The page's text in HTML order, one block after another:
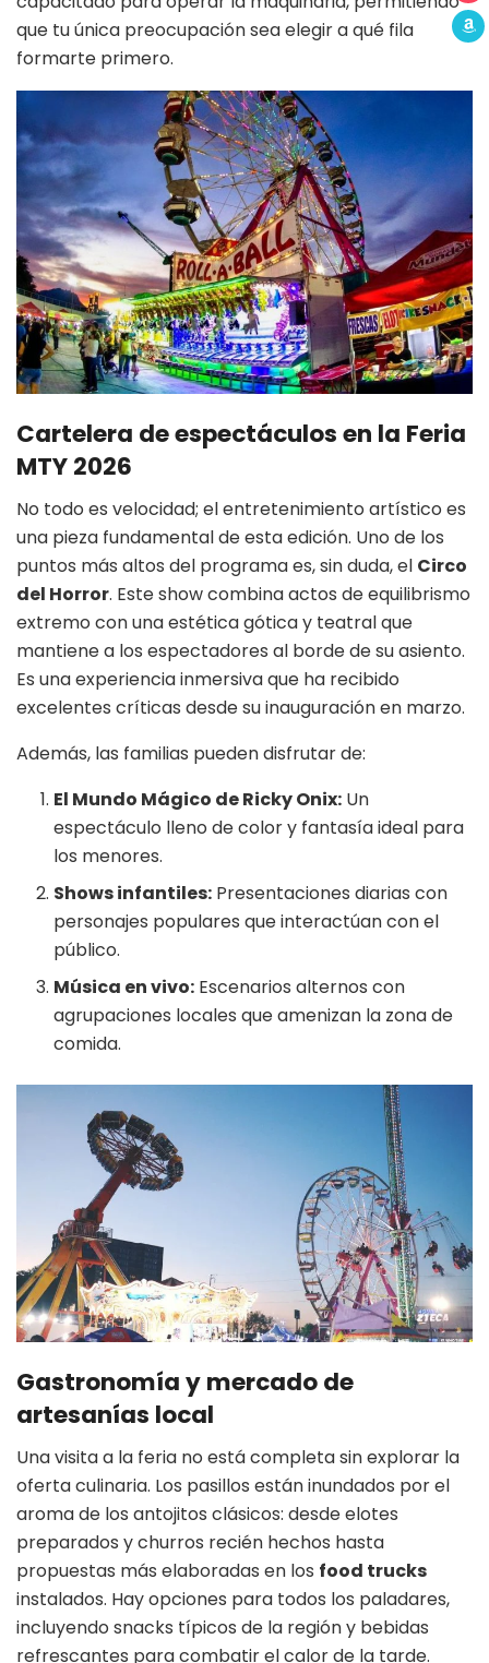
que tu única preocupación sea elegir a qué fila
formarte primero.
Cartelera de espectáculos en la Feria
MTY 2026
No todo es velocidad; el entretenimiento artístico es
una pieza fundamental de esta edición. Uno de los
puntos más altos del programa es, sin duda, el Circo
del Horror. Este show combina actos de equilibrismo
extremo con una estética gótica y teatral que
mantiene a los espectadores al borde de su asiento.
Es una experiencia inmersiva que ha recibido
excelentes críticas desde su inauguración en marzo.
Además, las familias pueden disfrutar de:
El Mundo Mágico de Ricky Onix: Un
espectáculo lleno de color y fantasía ideal para
los menores.
Shows infantiles: Presentaciones diarias con
personajes populares que interactúan con el
público.
Música en vivo: Escenarios alternos con
agrupaciones locales que amenizan la zona de
comida.
Gastronomía y mercado de
artesanías local
Una visita a la feria no está completa sin explorar la
oferta culinaria. Los pasillos están inundados por el
aroma de los antojitos clásicos: desde elotes
preparados y churros recién hechos hasta
propuestas más elaboradas en los food trucks
instalados. Hay opciones para todos los paladares,
incluyendo snacks típicos de la región y bebidas
refrescantes para combatir el calor de la tarde.